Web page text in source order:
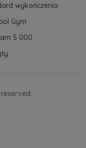
wykończenia
Gym
5 000